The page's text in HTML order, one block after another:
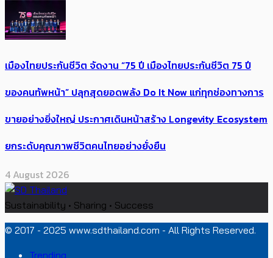
เมืองไทยประกันชีวิต จัดงาน “75 ปี เมืองไทยประกันชีวิต 75 ปี
ของคนทัพหน้า” ปลุกสุดยอดพลัง Do It Now แก่ทุกช่องทางการ
ขายอย่างยิ่งใหญ่ ประกาศเดินหน้าสร้าง Longevity Ecosystem
ยกระดับคุณภาพชีวิตคนไทยอย่างยั่งยืน
4 August 2026
Sustainability • Sharing • Success
© 2017 - 2025 www.sdthailand.com - All Rights Reserved.
Trending